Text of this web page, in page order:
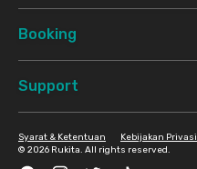
Booking
Support
© 2026 Rukita. All rights reserved.
Syarat & Ketentuan Kebijakan Privasi